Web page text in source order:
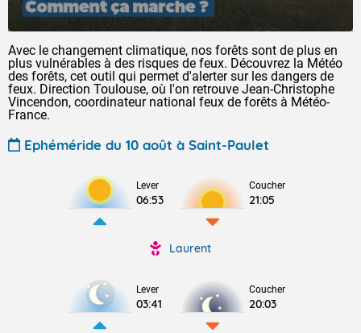
Avec le changement climatique, nos forêts sont de plus en
plus vulnérables à des risques de feux. Découvrez la Météo
des forêts, cet outil qui permet d'alerter sur les dangers de
feux. Direction Toulouse, où l'on retrouve Jean-Christophe
Vincendon, coordinateur national feux de forêts à Météo-
France.
Ephéméride du 10 août à Saint-Paulet
Lever
06:53
Coucher
21:05
Laurent
Lever
03:41
Coucher
20:03